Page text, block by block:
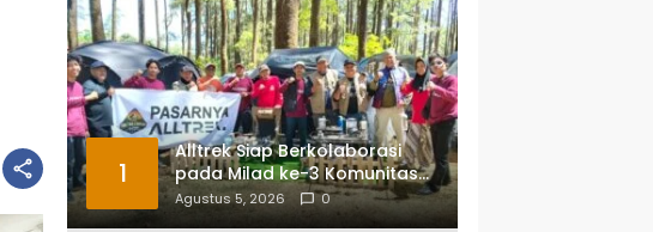
1
Alltrek Siap Berkolaborasi
pada Milad ke-3 Komunitas
Camping IKA Smandel
Makassar di Malino
Agustus 5, 2026 0